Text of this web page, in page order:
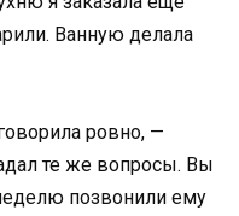
Ванную делала
ровно, —
те же вопросы. Вы
позвонили ему